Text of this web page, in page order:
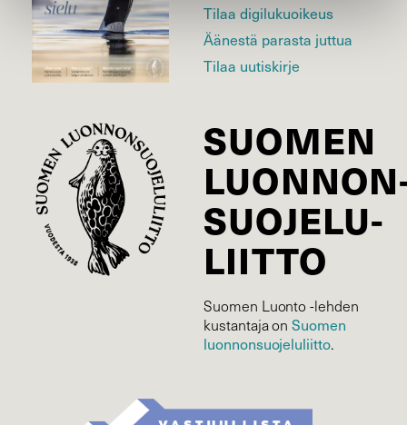
Tilaa digilukuoikeus
Äänestä parasta juttua
Tilaa uutiskirje
SUOMEN
SUOJELU­
LIITTO
Suomen Luonto -lehden
kustantaja onSuomen
luonnonsuojelu­liitto.